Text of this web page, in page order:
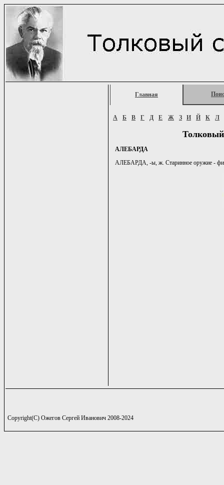
Главная
А Б В Г Д Е Ж З И Й К Л
АЛЕБАРДА
АЛЕБАРДА, -ы, ж. Старинное оружие -
Copyright(C) Ожегов Сергей Иванович 2008-2024